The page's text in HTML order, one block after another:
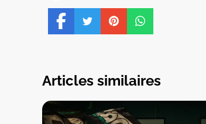
Articles similaires